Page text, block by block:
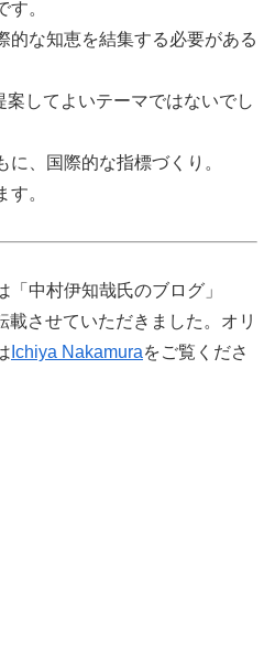
。
的な知恵を結集する必要がある
案してよいテーマではないでし
、国際的な指標づくり。
。
中村伊知哉氏のブログ」
載させていただきました。オリ
Ichiya Nakamuraをご覧くださ